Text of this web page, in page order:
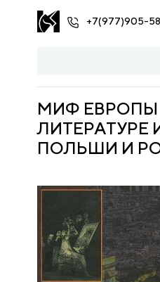
+7(977)905-
МИФ ЕВРОПЫ
ЛИТЕРАТУРЕ
ПОЛЬШИ И